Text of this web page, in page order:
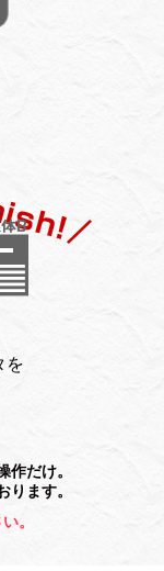
を
作だけ。
ります。
。